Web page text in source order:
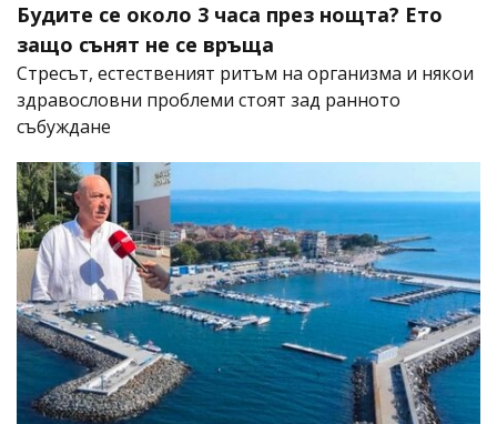
Будите се около 3 часа през нощта? Ето
защо сънят не се връща
Стресът, естественият ритъм на организма и някои
здравословни проблеми стоят зад ранното
събуждане